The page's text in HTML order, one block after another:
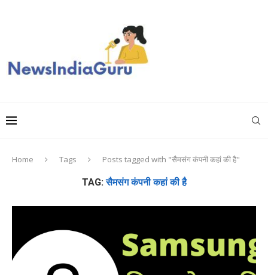
Home Tags Posts tagged with "सैमसंग कंपनी कहां की है"
TAG:सैमसंग कंपनी कहां की है